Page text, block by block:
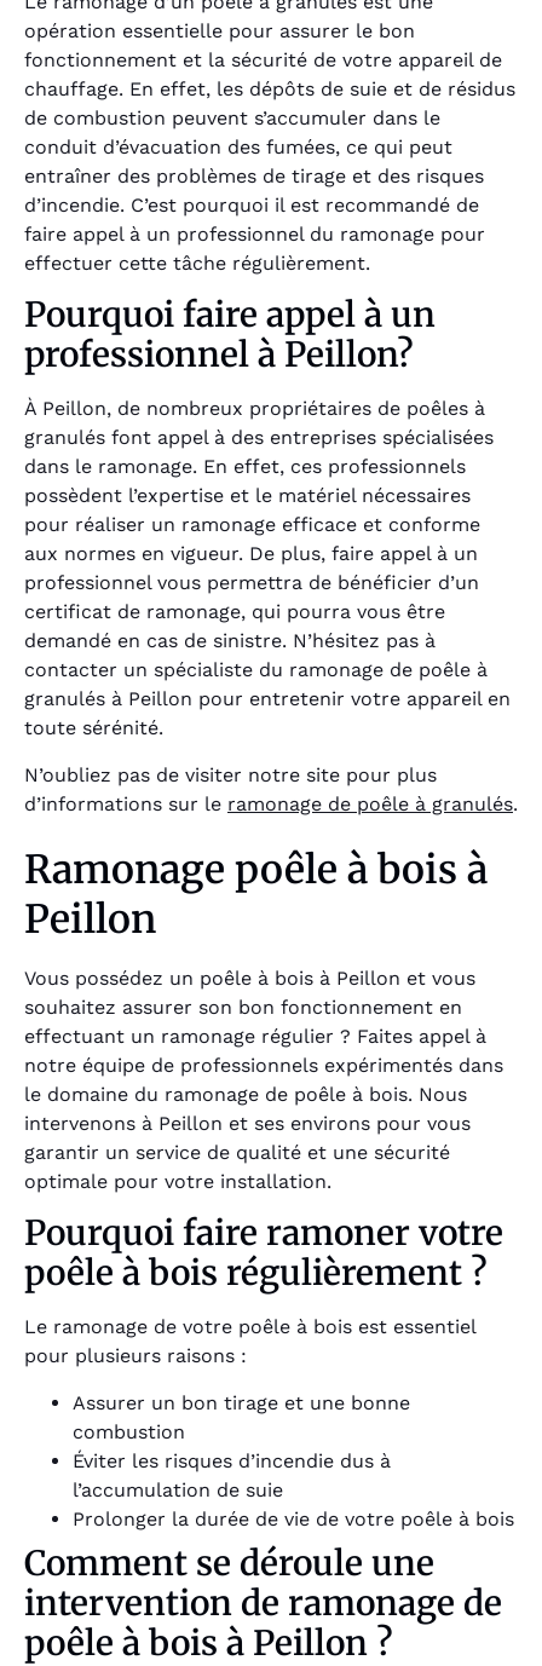
opération essentielle pour assurer le bon
fonctionnement et la sécurité de votre appareil de
chauffage. En effet, les dépôts de suie et de résidus
de combustion peuvent s’accumuler dans le
conduit d’évacuation des fumées, ce qui peut
entraîner des problèmes de tirage et des risques
d’incendie. C’est pourquoi il est recommandé de
faire appel à un professionnel du ramonage pour
effectuer cette tâche régulièrement.
Pourquoi faire appel à un
professionnel à Peillon?
À Peillon, de nombreux propriétaires de poêles à
granulés font appel à des entreprises spécialisées
dans le ramonage. En effet, ces professionnels
possèdent l’expertise et le matériel nécessaires
pour réaliser un ramonage efficace et conforme
aux normes en vigueur. De plus, faire appel à un
professionnel vous permettra de bénéficier d’un
certificat de ramonage, qui pourra vous être
demandé en cas de sinistre. N’hésitez pas à
contacter un spécialiste du ramonage de poêle à
granulés à Peillon pour entretenir votre appareil en
toute sérénité.
N’oubliez pas de visiter notre site pour plus
d’informations sur le ramonage de poêle à granulés.
Ramonage poêle à bois à
Peillon
Vous possédez un poêle à bois à Peillon et vous
souhaitez assurer son bon fonctionnement en
effectuant un ramonage régulier ? Faites appel à
notre équipe de professionnels expérimentés dans
le domaine du ramonage de poêle à bois. Nous
intervenons à Peillon et ses environs pour vous
garantir un service de qualité et une sécurité
optimale pour votre installation.
Pourquoi faire ramoner votre
poêle à bois régulièrement ?
Le ramonage de votre poêle à bois est essentiel
pour plusieurs raisons :
Assurer un bon tirage et une bonne
combustion
Éviter les risques d’incendie dus à
l’accumulation de suie
Prolonger la durée de vie de votre poêle à bois
Comment se déroule une
intervention de ramonage de
poêle à bois à Peillon ?